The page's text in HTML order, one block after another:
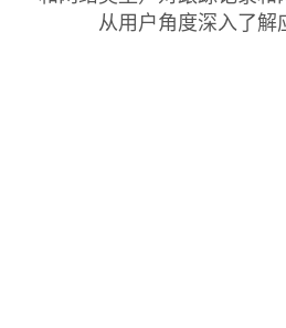
从用户角度深入了解